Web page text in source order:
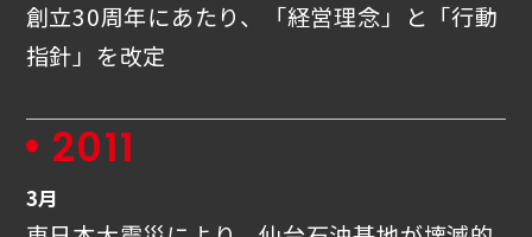
創立30周年にあたり、「経営理念」と「行動
指針」を改定
2011
3月